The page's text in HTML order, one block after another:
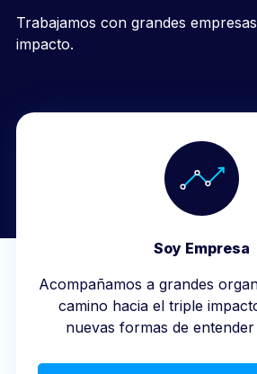
Trabajamos con grandes
impacto.
Soy Empresa
Acompañamos a grandes
camino hacia el triple
nuevas formas de